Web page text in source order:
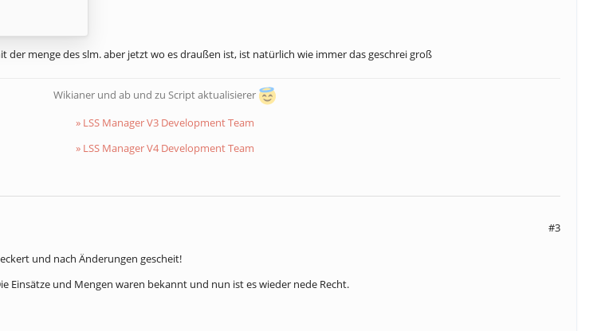
menge des slm. aber jetzt wo es draußen ist, ist natürlich wie immer das geschrei groß
Wikianer und ab und zu Script aktualisierer
» LSS Manager V3 Development Team
» LSS Manager V4 Development Team
#3
und nach Änderungen gescheit!
Einsätze und Mengen waren bekannt und nun ist es wieder nede Recht.